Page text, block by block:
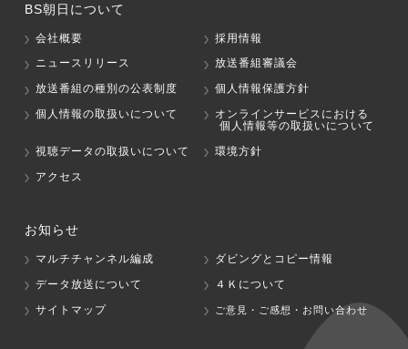
BS朝日について
会社概要
採用情報
ニュースリリース
放送番組審議会
放送番組の種別の公表制度
個人情報保護方針
個人情報の取扱いについて
オンラインサービスにおける
個人情報等の取扱いについて
視聴データの取扱いについて
環境方針
アクセス
お知らせ
マルチチャンネル編成
ダビングとコピー情報
データ放送について
４Ｋについて
サイトマップ
ご意見・ご感想・お問い合わせ